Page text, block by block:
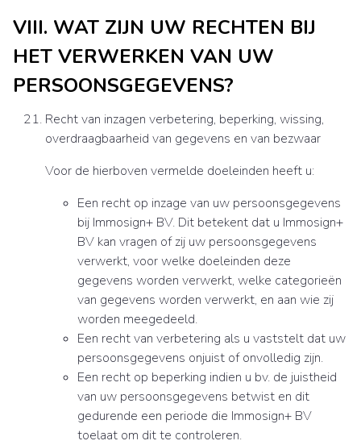
VIII. WAT ZIJN UW RECHTEN BIJ
HET VERWERKEN VAN UW
PERSOONSGEGEVENS?
Recht van inzagen verbetering, beperking, wissing,
overdraagbaarheid van gegevens en van bezwaar
Voor de hierboven vermelde doeleinden heeft u:
Een recht op inzage van uw persoonsgegevens
bij Immosign+ BV. Dit betekent dat u Immosign+
BV kan vragen of zij uw persoonsgegevens
verwerkt, voor welke doeleinden deze
gegevens worden verwerkt, welke categorieën
van gegevens worden verwerkt, en aan wie zij
worden meegedeeld.
Een recht van verbetering als u vaststelt dat uw
persoonsgegevens onjuist of onvolledig zijn.
Een recht op beperking indien u bv. de juistheid
van uw persoonsgegevens betwist en dit
gedurende een periode die Immosign+ BV
toelaat om dit te controleren.